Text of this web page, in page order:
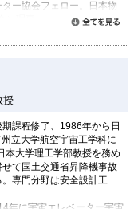
ー協会フェロー。日本物
授
課程修了、1986年から日
立大学航空宇宙工学科に
本大学理工学部教授を務め
て国土交通省昇降機事故
専門分野は安全設計工